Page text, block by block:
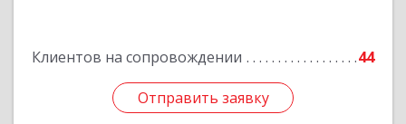
Клиентов на сопровождении 44
Отправить заявку
Отправить заявку